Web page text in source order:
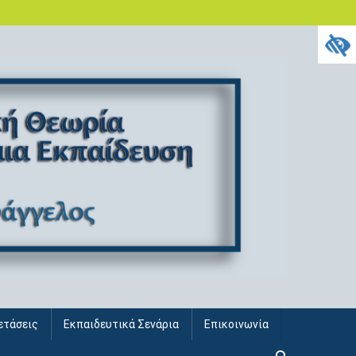
Εκπαιδευτικά Σενάρια Επικοινωνία